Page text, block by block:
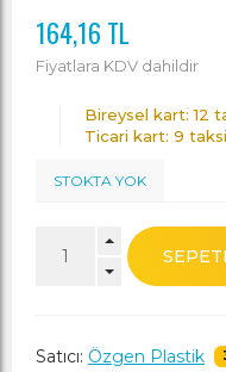
164,16 TL
Fiyatlara KDV dahildir
Bireysel kart: 12
Ticari kart: 9
STOKTA YOK
Satıcı: Özgen Plastik